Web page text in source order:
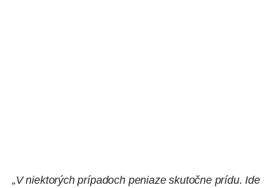
„V niektorých prípadoch peniaze skutočne prídu. Ide